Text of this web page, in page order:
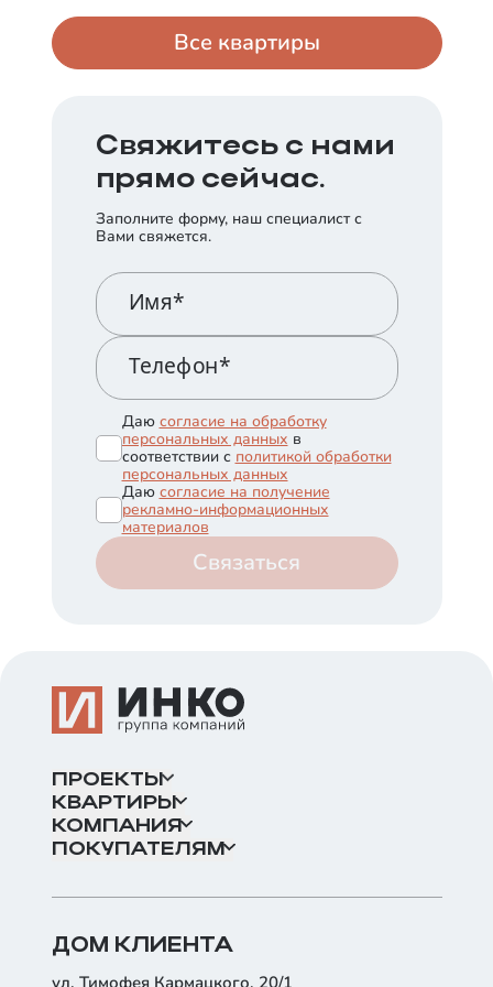
Все квартиры
Свяжитесь с нами
прямо сейчас.
Заполните форму, наш специалист с
Вами свяжется.
Имя*
Телефон*
Даю согласие на обработку
персональных данных в
соответствии с политикой обработки
персональных данных
Даю согласие на получение
рекламно-информационных
материалов
Связаться
ПРОЕКТЫ
КВАРТИРЫ
КОМПАНИЯ
ПОКУПАТЕЛЯМ
ДОМ КЛИЕНТА
ул. Тимофея Кармацкого, 20/1